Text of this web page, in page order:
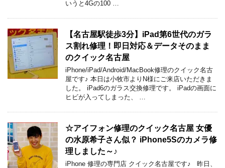
いうと4Gの100 …
【名古屋駅徒歩3分】iPad第6世代のガラ
ス割れ修理！即日対応＆データそのまま
のクイック名古屋
iPhone/iPad/Android/MacBook修理のクイック名古
屋です♪ 本日は小牧市よりN様にご来店いただきま
した。 iPad6のガラス交換修理です。 iPadの画面に
ヒビが入ってしまった、 …
☆アイフォン修理のクイック名古屋 女優
の水原希子さん似？ iPhone5Sのカメラ修
理しました～♪
iPhone 修理の専門店 クイック名古屋です♪ 昨日、